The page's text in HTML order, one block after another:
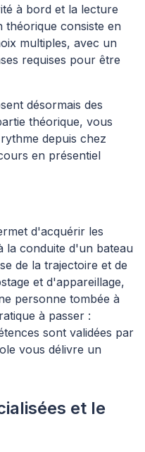
à bord et la lecture
théorique consiste en
multiples, avec un
requises pour être
désormais des
théorique, vous
depuis chez
en présentiel
d'acquérir les
la conduite d'un bateau
de la trajectoire et de
et d'appareillage,
personne tombée à
à passer :
sont validées par
vous délivre un
et le